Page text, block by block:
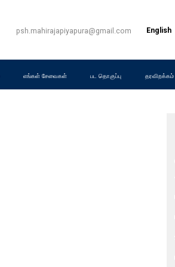
psh.mahirajapiyapura@gmail.com English
எங்கள் சேவைகள் பட தொகுப்பு தரவிறக்கம்